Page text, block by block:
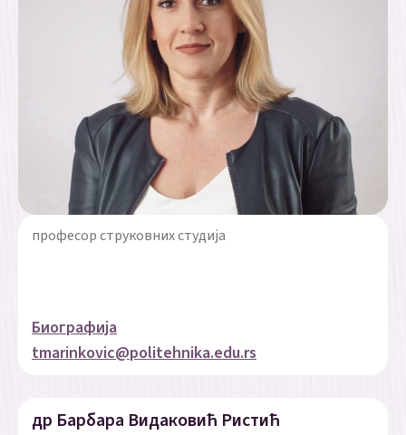
професор струковних студија
Биографија
tmarinkovic@politehnika.edu.rs
др Барбара Видаковић Ристић